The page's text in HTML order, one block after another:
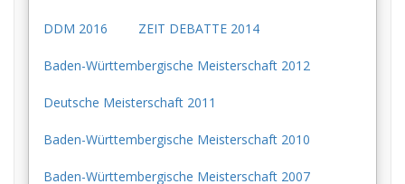
DDM 2016 ZEIT DEBATTE 2014
Baden-Württembergische Meisterschaft 2012
Deutsche Meisterschaft 2011
Baden-Württembergische Meisterschaft 2010
Baden-Württembergische Meisterschaft 2007